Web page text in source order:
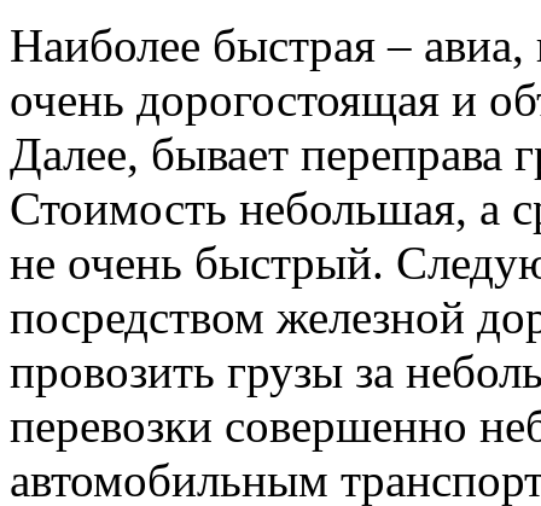
Наиболее быстрая –
очень дорогостоящая и
Далее, бывает переправа
Стоимость небольшая, а
не очень быстрый.
посредством железной
провозить грузы за
перевозки совершенно
автомобильным